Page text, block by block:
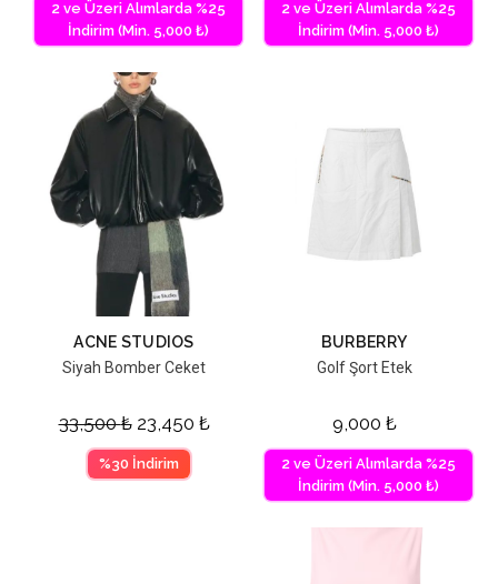
2 ve Üzeri Alımlarda %25
İndirim (Min. 5,000 ₺)
2 ve Üzeri Alımlarda %25
İndirim (Min. 5,000 ₺)
ACNE STUDIOS
Siyah Bomber Ceket
33,500₺ 23,450 ₺
%30 İndirim
BURBERRY
Golf Şort Etek
9,000 ₺
2 ve Üzeri Alımlarda %25
İndirim (Min. 5,000 ₺)